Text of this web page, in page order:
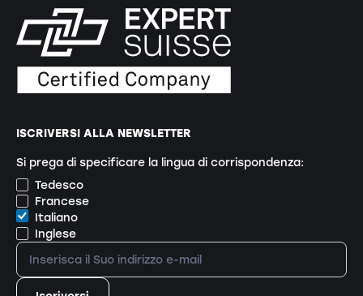
ISCRIVERSI ALLA NEWSLETTER
Si prega di specificare la lingua di corrispondenza:
Tedesco
Francese
Italiano
Inglese